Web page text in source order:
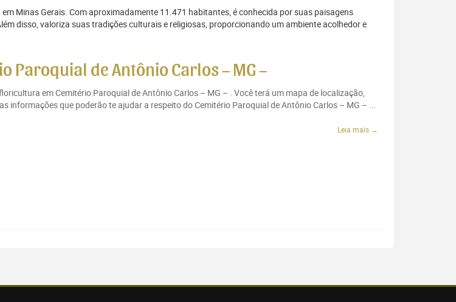
Minas Gerais. Com aproximadamente 11.471 habitantes, é conhecida por suas paisagens
disso, valoriza suas tradições culturais e religiosas, proporcionando um ambiente acolhedor e
Paroquial de Antônio Carlos – MG –
em Cemitério Paroquial de Antônio Carlos – MG – . Você terá um mapa de localização,
informações que poderão te ajudar a respeito do Cemitério Paroquial de Antônio Carlos – MG – ...
Leia mais →